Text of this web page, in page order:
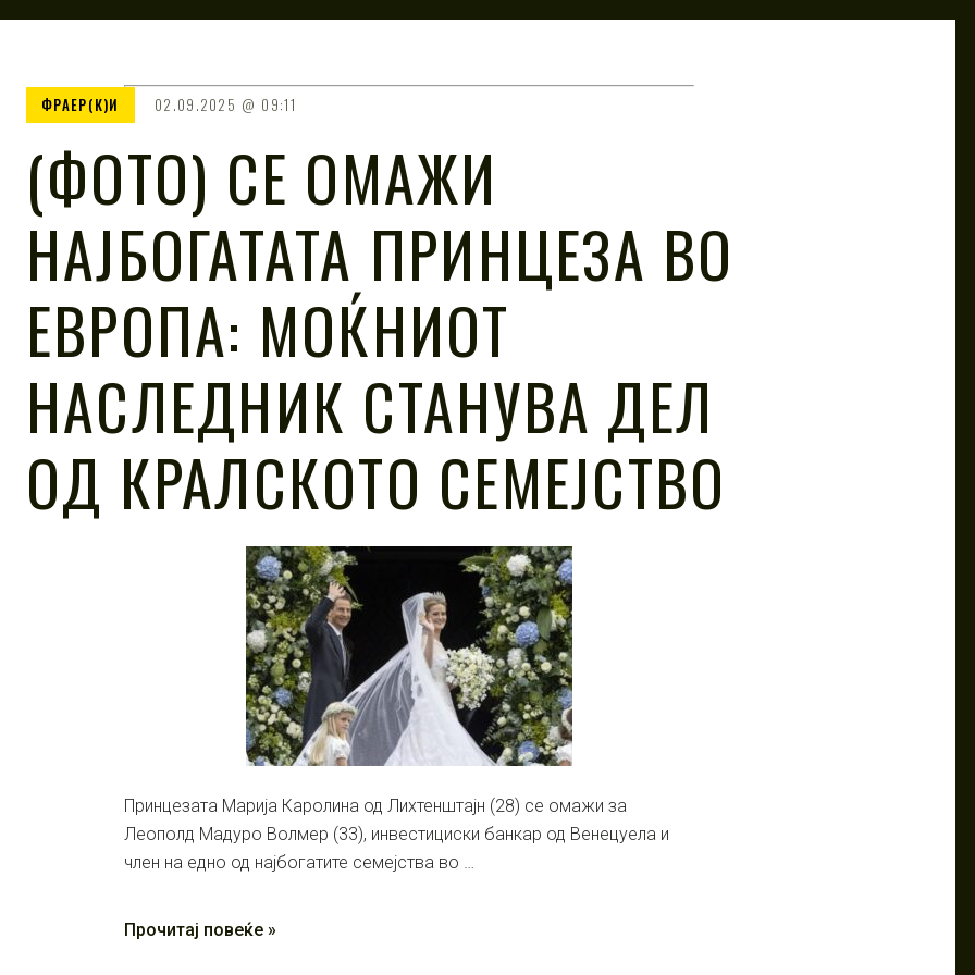
ФРАЕР(К)И 02.09.2025 09:11
(ФОТО) СЕ ОМАЖИ
НАЈБОГАТАТА ПРИНЦЕЗА ВО
ЕВРОПА: МОЌНИОТ
НАСЛЕДНИК СТАНУВА ДЕЛ
ОД КРАЛСКОТО СЕМЕЈСТВО
Принцезата Марија Каролина од Лихтенштајн (28) се омажи за
Леополд Мадуро Волмер (33), инвестициски банкар од Венецуела и
член на едно од најбогатите семејства во …
Прочитај повеќе »